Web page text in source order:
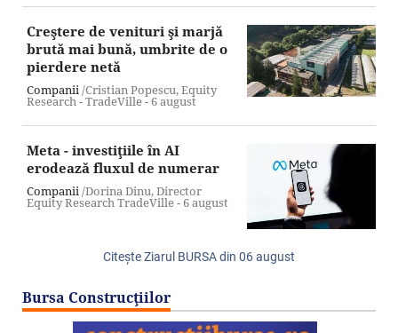
Creştere de venituri şi marjă
brută mai bună, umbrite de o
pierdere netă
Companii/Cristian Popescu, Equity
Research - TradeVille -6 august
Meta - investiţiile în AI
erodează fluxul de numerar
Companii/Dorina Dinu, Director
Equity Research TradeVille -6 august
Citeşte Ziarul BURSA din 06 august
Bursa Construcţiilor